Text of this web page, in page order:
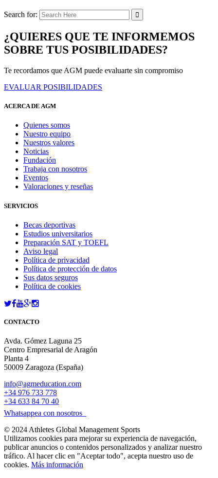
Search for:
¿QUIERES QUE TE INFORMEMOS
SOBRE TUS POSIBILIDADES?
Te recordamos que AGM puede evaluarte sin compromiso
EVALUAR POSIBILIDADES
ACERCA DE AGM
Quienes somos
Nuestro equipo
Nuestros valores
Noticias
Fundación
Trabaja con nosotros
Eventos
Valoraciones y reseñas
SERVICIOS
Becas deportivas
Estudios universitarios
Preparación SAT y TOEFL
Aviso legal
Política de privacidad
Política de protección de datos
Sus datos seguros
Política de cookies
CONTACTO
Avda. Gómez Laguna 25
Centro Empresarial de Aragón
Planta 4
50009 Zaragoza (España)
info@agmeducation.com
+34 976 733 778
+34 633 84 70 40
Whatsappea con nosotros
© 2024 Athletes Global Management Sports
Utilizamos cookies para mejorar su experiencia de navegación,
publicar anuncios o contenidos personalizados y analizar nuestro
tráfico. Al hacer clic en "Aceptar todo", acepta nuestro uso de
cookies. Más información